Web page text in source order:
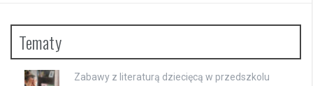
Tematy
Zabawy z literaturą dziecięcą w przedszkolu